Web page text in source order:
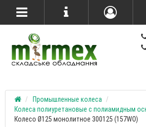
Промышленные колеса
Колеса полиуретановые с полиамидным
Колесо Ø125 монолитное 300125 (157WO)